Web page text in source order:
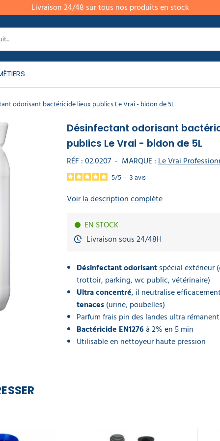
Livraison 24/48 sur tous nos produits en stock
odorisant bactéricide lieux publics Le Vrai - bidon de 5L
Désinfectant odorisant
publics Le Vrai - bidon de 5L
RÉF :02.0207 - MARQUE :Le Vrai
5/5 - 3avis
Voir la description complète
EN STOCK
Livraison sous 24/48H
Désinfectant odorisantspécial extérieur(
trottoir, parking, wc public, vétérinaire)
Ultra concentré, il neutralise
tenaces(urine, poubelles)
Parfum frais pin des landes ultra rémanent
Bactéricide EN1276à 2% en 5 min
Utilisable en nettoyeur haute pression